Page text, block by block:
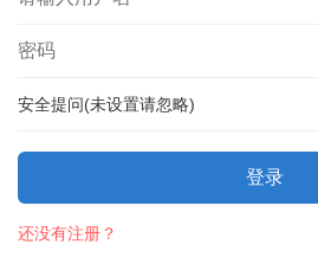
安全提问(未设置请忽略)
登录
还没有注册？